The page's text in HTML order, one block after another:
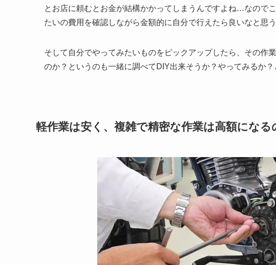
とお店に頼むとお金が結構かかってしまうんですよね…なので
たいの費用を確認しながら金額的に自分で行えたら良いなと思
そして自分でやってみたいものをピックアップしたら、その作
のか？というのも一緒に調べてDIY出来そうか？やってみるか
軽作業は安く、複雑で精密な作業は高額になる